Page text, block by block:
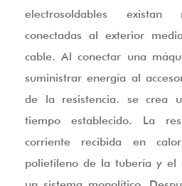
electrosoldables existan
conectadas al exterior
cable. Al conectar una
suministrar energía al
de la resistencia. se crea
tiempo establecido. La
corriente recibida en
polietileno de la tubería y el